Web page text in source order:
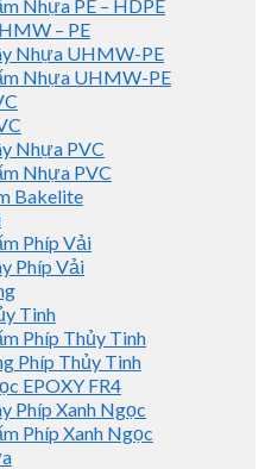
Nhựa PE – HDPE
– PE
Nhựa UHMW-PE
Nhựa UHMW-PE
Nhựa PVC
Nhựa PVC
Bakelite
Phíp Vải
Phíp Vải
Tinh
Phíp Thủy Tinh
Phíp Thủy Tinh
EPOXY FR4
Phíp Xanh Ngọc
Phíp Xanh Ngọc